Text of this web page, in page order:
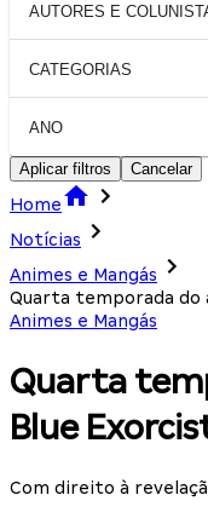
AUTORES E
CATEGORIAS
ANO
Aplicar filtros Cancelar
Home
Notícias
Animes e Mangás
Quarta temporada do
Animes e Mangás
Quarta
Blue
Com direito à